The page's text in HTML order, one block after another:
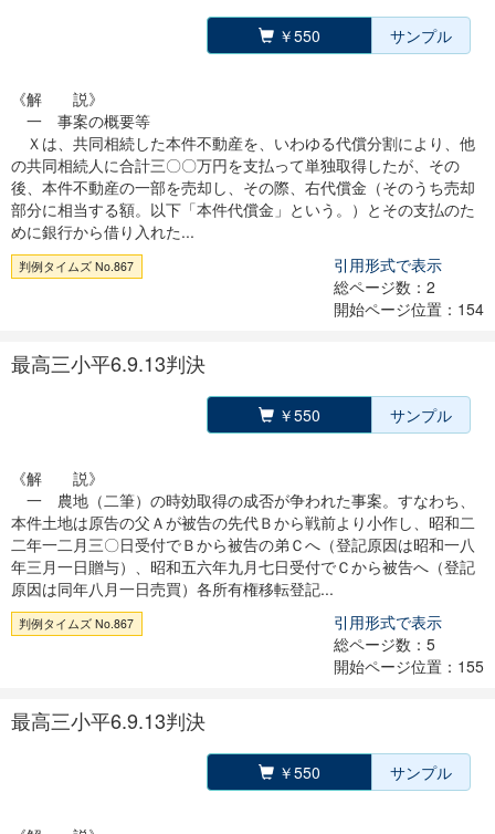
￥550 サンプル
《解 説》
一 事案の概要等
Ｘは、共同相続した本件不動産を、いわゆる代償分割により、他
の共同相続人に合計三〇〇万円を支払って単独取得したが、その
後、本件不動産の一部を売却し、その際、右代償金（そのうち売却
部分に相当する額。以下「本件代償金」という。）とその支払のた
めに銀行から借り入れた...
判例タイムズ No.867
引用形式で表示
総ページ数：2
開始ページ位置：154
最高三小平6.9.13判決
￥550 サンプル
《解 説》
一 農地（二筆）の時効取得の成否が争われた事案。すなわち、
本件土地は原告の父Ａが被告の先代Ｂから戦前より小作し、昭和二
二年一二月三〇日受付でＢから被告の弟Ｃへ（登記原因は昭和一八
年三月一日贈与）、昭和五六年九月七日受付でＣから被告へ（登記
原因は同年八月一日売買）各所有権移転登記...
判例タイムズ No.867
引用形式で表示
総ページ数：5
開始ページ位置：155
最高三小平6.9.13判決
￥550 サンプル